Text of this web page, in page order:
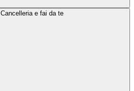
Cancelleria e fai da te